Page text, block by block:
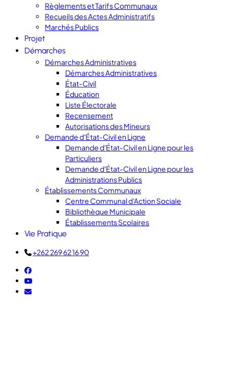
Règlements et Tarifs Communaux
Recueils des Actes Administratifs
Marchés Publics
Projet
Démarches
Démarches Administratives
Démarches Administratives
État-Civil
Éducation
Liste Électorale
Recensement
Autorisations des Mineurs
Demande d'État-Civil en Ligne
Demande d'État-Civil en Ligne pour les
Particuliers
Demande d'État-Civil en Ligne pour les
Administrations Publics
Établissements Communaux
Centre Communal d'Action Sociale
Bibliothèque Municipale
Établissements Scolaires
Vie Pratique
+262 269 62 16 90